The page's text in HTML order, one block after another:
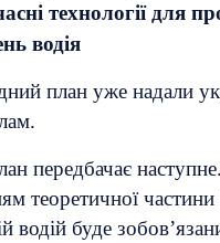
технології для
водія
план уже надали
передбачає
теоретичної частини
водій буде